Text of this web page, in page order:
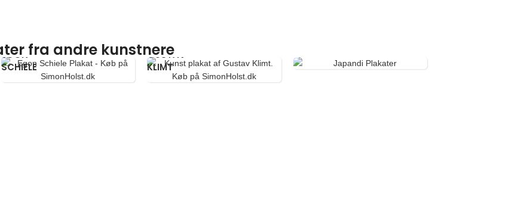
fra andre kunstnere
EGON
SCHIELE
GUSTAV
KLIMT